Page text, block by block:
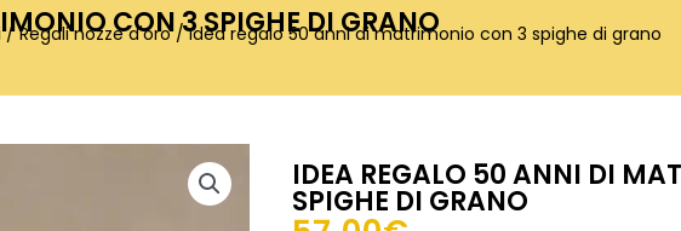
CON 3 SPIGHE DI GRANO
/Regali nozze d'oro/ Idea regalo 50 anni di matrimonio con 3 spighe di grano
IDEA REGALO 50 ANNI DI
SPIGHE DI GRANO